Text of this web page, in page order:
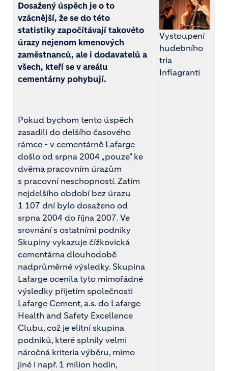
Dosažený úspěch je o to
vzácnější, že se do této
statistiky započítávají takovéto
úrazy nejenom kmenových
zaměstnanců, ale i dodavatelů a
všech, kteří se v areálu
cementárny pohybují.
Pokud bychom tento úspěch
zasadili do delšího časového
rámce - v cementárně Lafarge
došlo od srpna 2004 „pouze" ke
dvěma pracovním úrazům
s pracovní neschopností. Zatím
nejdelšího období bez úrazu
1 107 dní bylo dosaženo od
srpna 2004 do října 2007. Ve
srovnání s ostatními podniky
Skupiny vykazuje čížkovická
cementárna dlouhodobě
nadprůměrné výsledky. Skupina
Lafarge ocenila tyto mimořádné
výsledky přijetím společnosti
Lafarge Cement, a.s. do Lafarge
Health and Safety Excellence
Clubu, což je elitní skupina
podniků, které splnily velmi
náročná kriteria výběru, mimo
jiné i např. 1 milion hodin,
Vystoupení
hudebního
tria
Inflagranti